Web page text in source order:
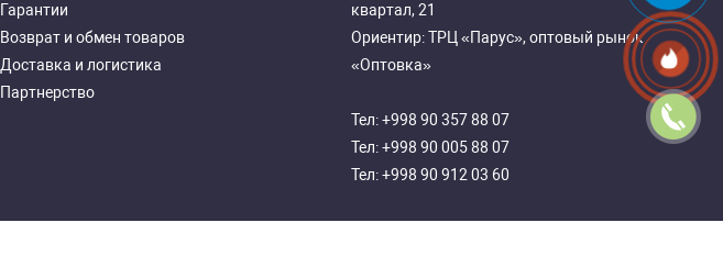
Гарантии
Возврат и обмен товаров
Доставка и логистика
Партнерство
квартал, 21
Ориентир: ТРЦ «Парус», оптовый рынок
«Оптовка»
Тел:+998 90 357 88 07
Тел:+998 90 005 88 07
Тел:+998 90 912 03 60